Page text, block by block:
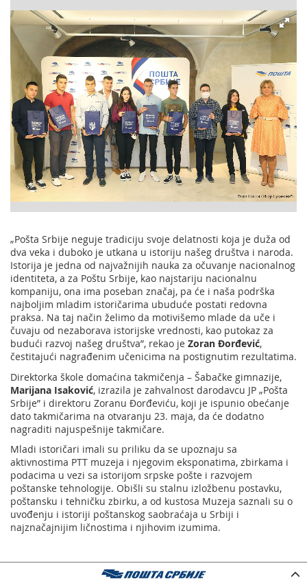
„Pošta Srbije neguje tradiciju svoje delatnosti koja je duža od
dva veka i duboko je utkana u istoriju našeg društva i naroda.
Istorija je jedna od najvažnijih nauka za očuvanje nacionalnog
identiteta, a za Poštu Srbije, kao najstariju nacionalnu
kompaniju, ona ima poseban značaj, pa će i naša podrška
najboljim mladim istoričarima ubuduće postati redovna
praksa. Na taj način želimo da motivišemo mlade da uče i
čuvaju od nezaborava istorijske vrednosti, kao putokaz za
budući razvoj našeg društva”, rekao je Zoran Đorđević,
čestitajući nagrađenim učenicima na postignutim rezultatima.
Direktorka škole domaćina takmičenja – Šabačke gimnazije,
Marijana Isaković, izrazila je zahvalnost darodavcu JP „Pošta
Srbije” i direktoru Zoranu Đorđeviću, koji je ispunio obećanje
dato takmičarima na otvaranju 23. maja, da će dodatno
nagraditi najuspešnije takmičare.
Mladi istoričari imali su priliku da se upoznaju sa
aktivnostima PTT muzeja i njegovim eksponatima, zbirkama i
podacima u vezi sa istorijom srpske pošte i razvojem
poštanske tehnologije. Obišli su stalnu izložbenu postavku,
poštansku i tehničku zbirku, a od kustosa Muzeja saznali su o
uvođenju i istoriji poštanskog saobraćaja u Srbiji i
najznačajnijim ličnostima i njihovim izumima.